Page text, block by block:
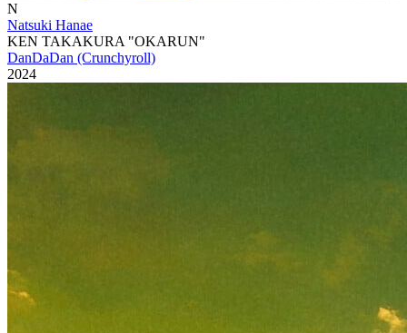
N
Natsuki Hanae
KEN TAKAKURA "OKARUN"
DanDaDan (Crunchyroll)
2024